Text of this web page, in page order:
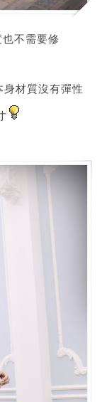
不需要修
材質沒有彈性